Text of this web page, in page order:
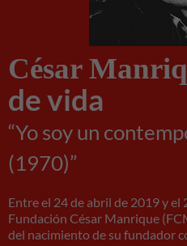
César
de vida
“Yo soy un
(1970)”
Entre el 24 de abril de 2019 y el
Fundación César Manrique
del nacimiento de su fundador